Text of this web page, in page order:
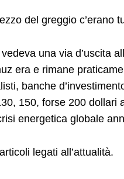
del greggio c’erano
una via d’uscita
era e rimane
banche
150, forse 200 dollari
energetica globale
legati all’attualità.